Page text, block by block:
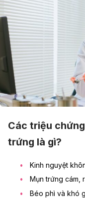
Các triệu
trứng là gì?
Kinh nguyệt
Mụn trứng cám,
Béo phì và khó